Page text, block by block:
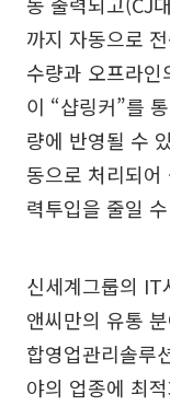
까지 자동으로
수량과 오프라
이 “샵링커”를
량에 반영될 수
동으로 처리되
력투입을 줄일
신세계그룹의 IT
앤씨만의 유통
합영업관리솔루
야의 업종에 최